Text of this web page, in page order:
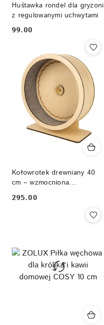
Huśtawka rondel dla gryzoni
z regulowanymi uchwytami
Cena:
99.00
Kołowrotek drewniany 40
cm – wzmocniona
konstrukcja + wyjmowana
wkładka filcowa
Cena:
295.00